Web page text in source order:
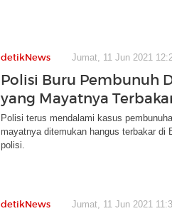
detikNews Jumat, 11 Jun 2021
Polisi Buru Pembunuh
yang Mayatnya
Polisi terus mendalami kasus
mayatnya ditemukan hangus terbakar di
polisi.
detikNews Jumat, 11 Jun 2021